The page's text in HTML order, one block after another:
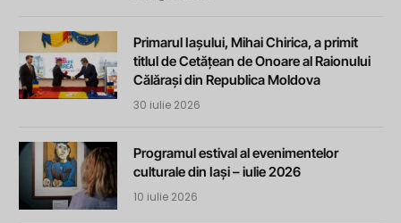
Primarul Iașului, Mihai Chirica, a primit
titlul de Cetățean de Onoare al Raionului
Călărași din Republica Moldova
30 iulie 2026
Programul estival al evenimentelor
culturale din Iași – iulie 2026
10 iulie 2026